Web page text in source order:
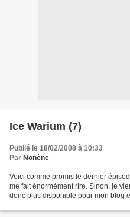
Ice Warium (7)
Publié le 18/02/2008 à 10:33
Par Nonène
Voici comme promis le dernier
me fait énormément rire. Sinon, je
donc plus disponible pour mon blog